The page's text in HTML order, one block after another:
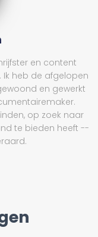
en content
heb de afgelopen
en gewerkt
op zoek naar
te bieden heeft --